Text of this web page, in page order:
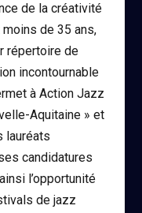
de la créativité
de 35 ans,
répertoire de
incontournable
à Action Jazz
Aquitaine » et
lauréats
candidatures
l’opportunité
de jazz